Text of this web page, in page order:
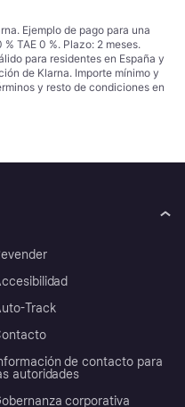
Ejemplo de pago para una
TAE 0 %. Plazo: 2 meses.
para residentes en España y
de Klarna. Importe mínimo y
y resto de condiciones en
Track
de contacto para
autoridades
corporativa